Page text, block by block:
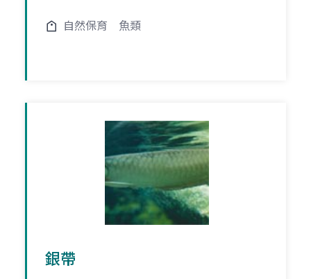
自然保育 魚類
銀帶